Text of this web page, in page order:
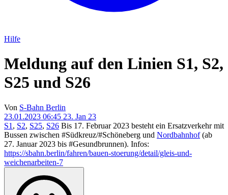
Hilfe
Meldung auf den Linien S1, S2,
S25 und S26
Von S-Bahn Berlin
23.01.2023 06:45 23. Jan 23
S1 , S2, S25, S26 Bis 17. Februar 2023 besteht ein Ersatzverkehr mit
Bussen zwischen #Südkreuz/#Schöneberg und Nordbahnhof(ab
27. Januar 2023 bis #Gesundbrunnen). Infos:
https://sbahn.berlin/fahren/bauen-stoerung/detail/gleis-und-
weichenarbeiten-7